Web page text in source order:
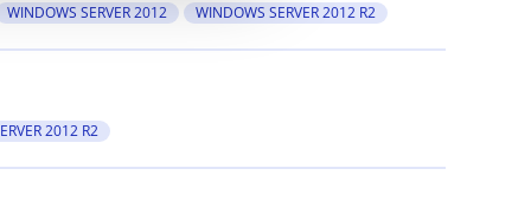
WINDOWS SERVER 2012 WINDOWS SERVER 2012 R2
2012 R2